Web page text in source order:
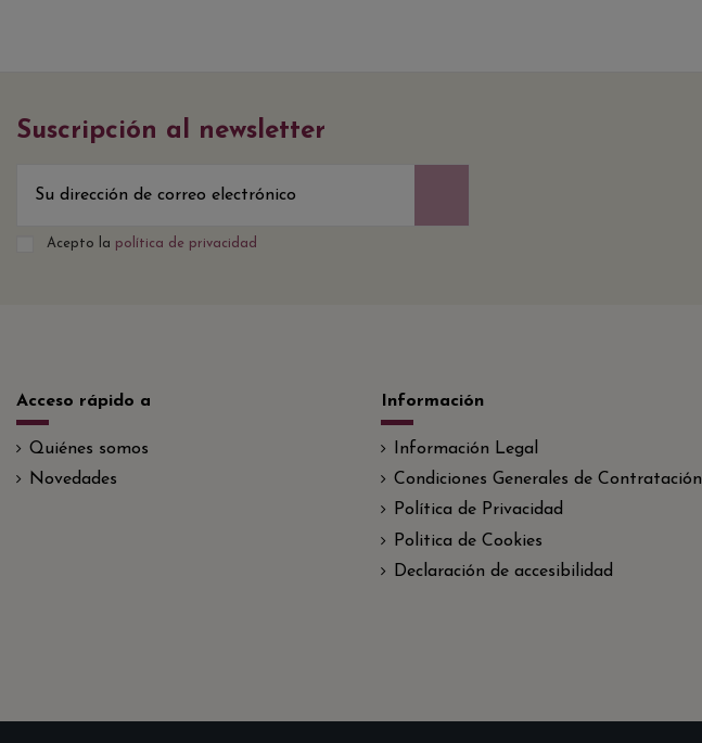
Suscripción al newsletter
Acepto la política de privacidad
Acceso rápido a
Quiénes somos
Novedades
Información
Información Legal
Condiciones Generales de Contratación
Política de Privacidad
Politica de Cookies
Declaración de accesibilidad